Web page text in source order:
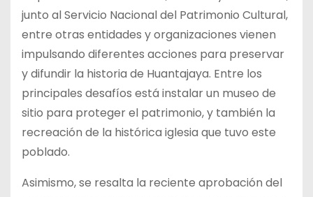
junto al Servicio Nacional del Patrimonio Cultural,
entre otras entidades y organizaciones vienen
impulsando diferentes acciones para preservar
y difundir la historia de Huantajaya. Entre los
principales desafíos está instalar un museo de
sitio para proteger el patrimonio, y también la
recreación de la histórica iglesia que tuvo este
poblado.
Asimismo, se resalta la reciente aprobación del